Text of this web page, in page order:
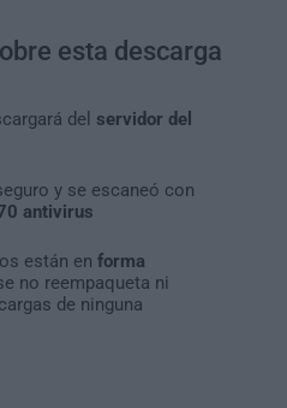
esta descarga
del servidor del
y se escaneó con
antivirus
están en forma
no reempaqueta ni
de ninguna